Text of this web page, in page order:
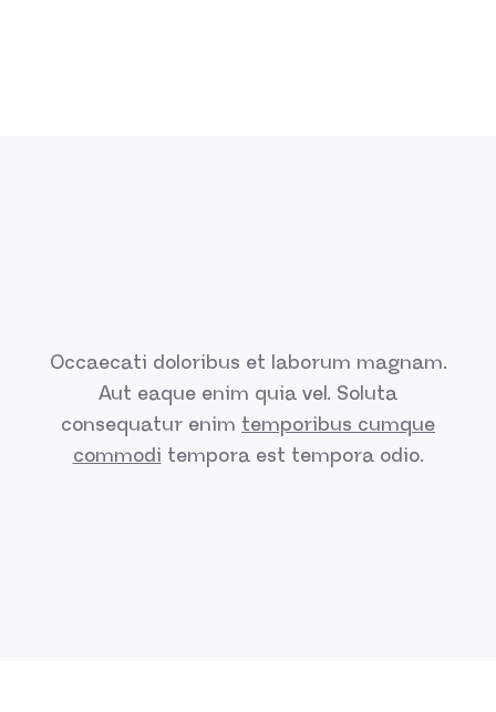
Occaecati doloribus et laborum magnam.
Aut eaque enim quia vel. Soluta
consequatur enim temporibus cumque
commodi tempora est tempora odio.